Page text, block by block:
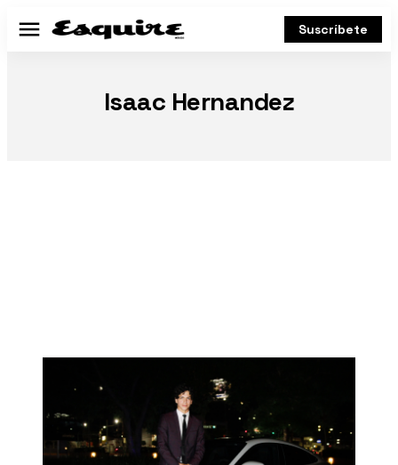
Menú Suscríbete
Isaac Hernandez